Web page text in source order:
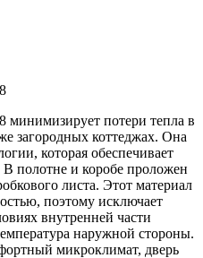
минимизирует потери тепла в
загородных коттеджах. Она
которая обеспечивает
полотне и коробе проложен
листа. Этот материал
поэтому исключает
внутренней части
наружной стороны.
микроклимат, дверь